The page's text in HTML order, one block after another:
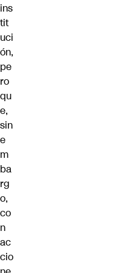
ins
tit
uci
ón,
pe
ro
qu
e,
sin
e
m
ba
rg
o,
co
n
ac
cio